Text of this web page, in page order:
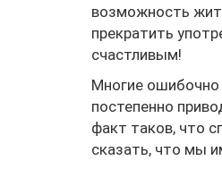
возможность
прекратить
счастливым!
Многие ошибочно
постепенно
факт таков, что
сказать, что мы